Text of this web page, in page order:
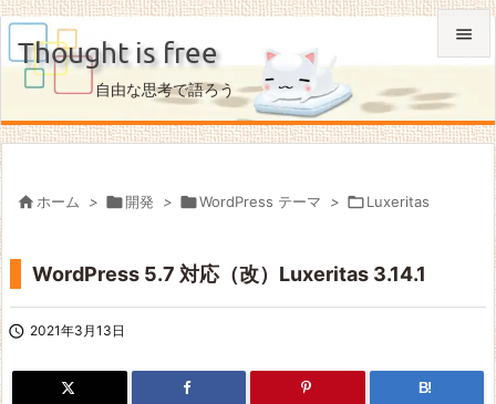
Thought is free
自由な思考で語ろう

メニュ


 ホーム > 開発 > WordPress テーマ > Luxeritas
WordPress 5.7 対応（改）Luxeritas 3.14.1
 2021年3月13日
B!